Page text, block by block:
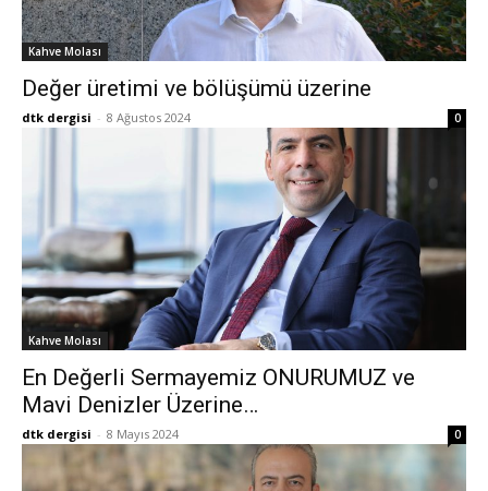
Kahve Molası
Değer üretimi ve bölüşümü üzerine
dtk dergisi - 8 Ağustos 2024 0
Kahve Molası
En Değerli Sermayemiz ONURUMUZ ve
Mavi Denizler Üzerine…
dtk dergisi - 8 Mayıs 2024 0